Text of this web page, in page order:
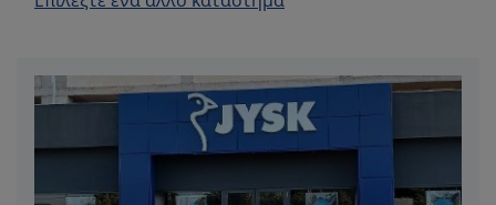
υπνοδωματίου
κρεβατιών
επίπλων
εξωτερικού χώρου